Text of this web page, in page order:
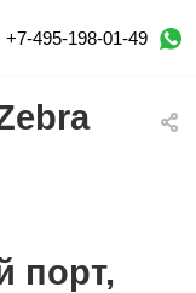
+7-495-198-01-49
порт,